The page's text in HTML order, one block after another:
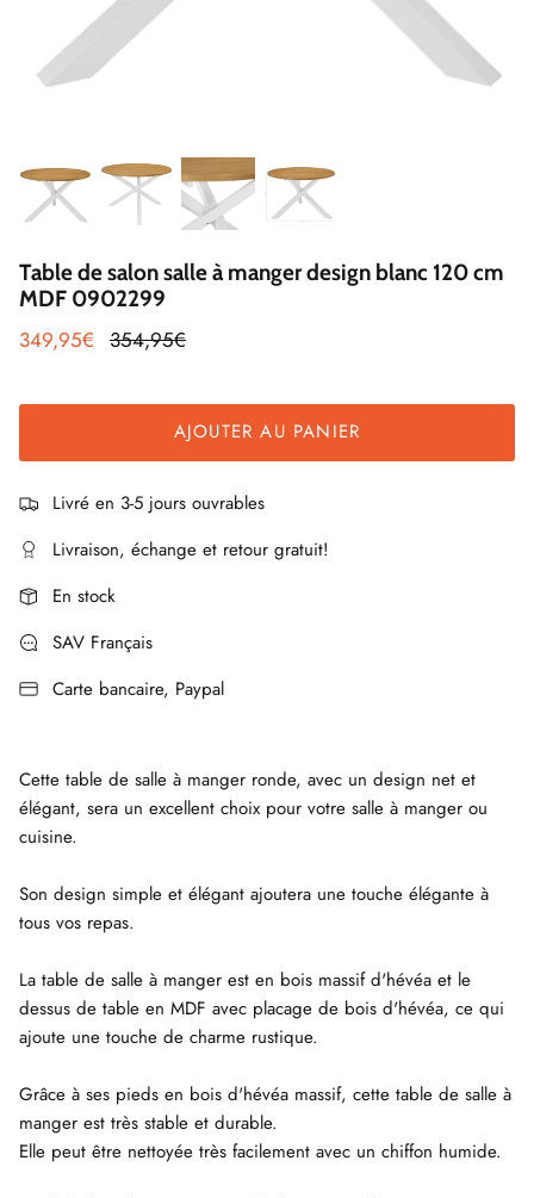
Table de salon salle à manger design blanc 120 cm
MDF 0902299
349,95€ 354,95€
AJOUTER AU PANIER
Livré en 3-5 jours ouvrables
Livraison, échange et retour gratuit!
En stock
SAV Français
Carte bancaire, Paypal
Cette table de salle à manger ronde, avec un design net et
élégant, sera un excellent choix pour votre salle à manger ou
cuisine.
Son design simple et élégant ajoutera une touche élégante à
tous vos repas.
La table de salle à manger est en bois massif d'hévéa et le
dessus de table en MDF avec placage de bois d'hévéa, ce qui
ajoute une touche de charme rustique.
Grâce à ses pieds en bois d'hévéa massif, cette table de salle à
manger est très stable et durable.
Elle peut être nettoyée très facilement avec un chiffon humide.